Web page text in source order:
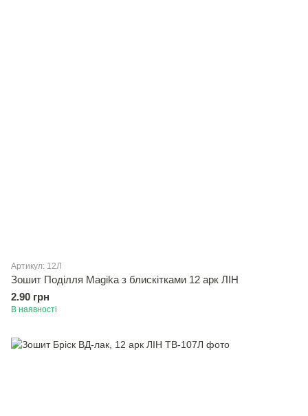
Артикул: 12Л
Зошит Подiлля Magika з блискітками 12 арк ЛІН
2.90 грн
В наявності